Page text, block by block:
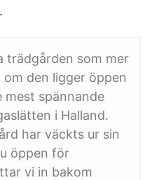
trädgården som mer
den ligger öppen
spännande
i Halland.
har väckts ur sin
öppen för
vi in bakom